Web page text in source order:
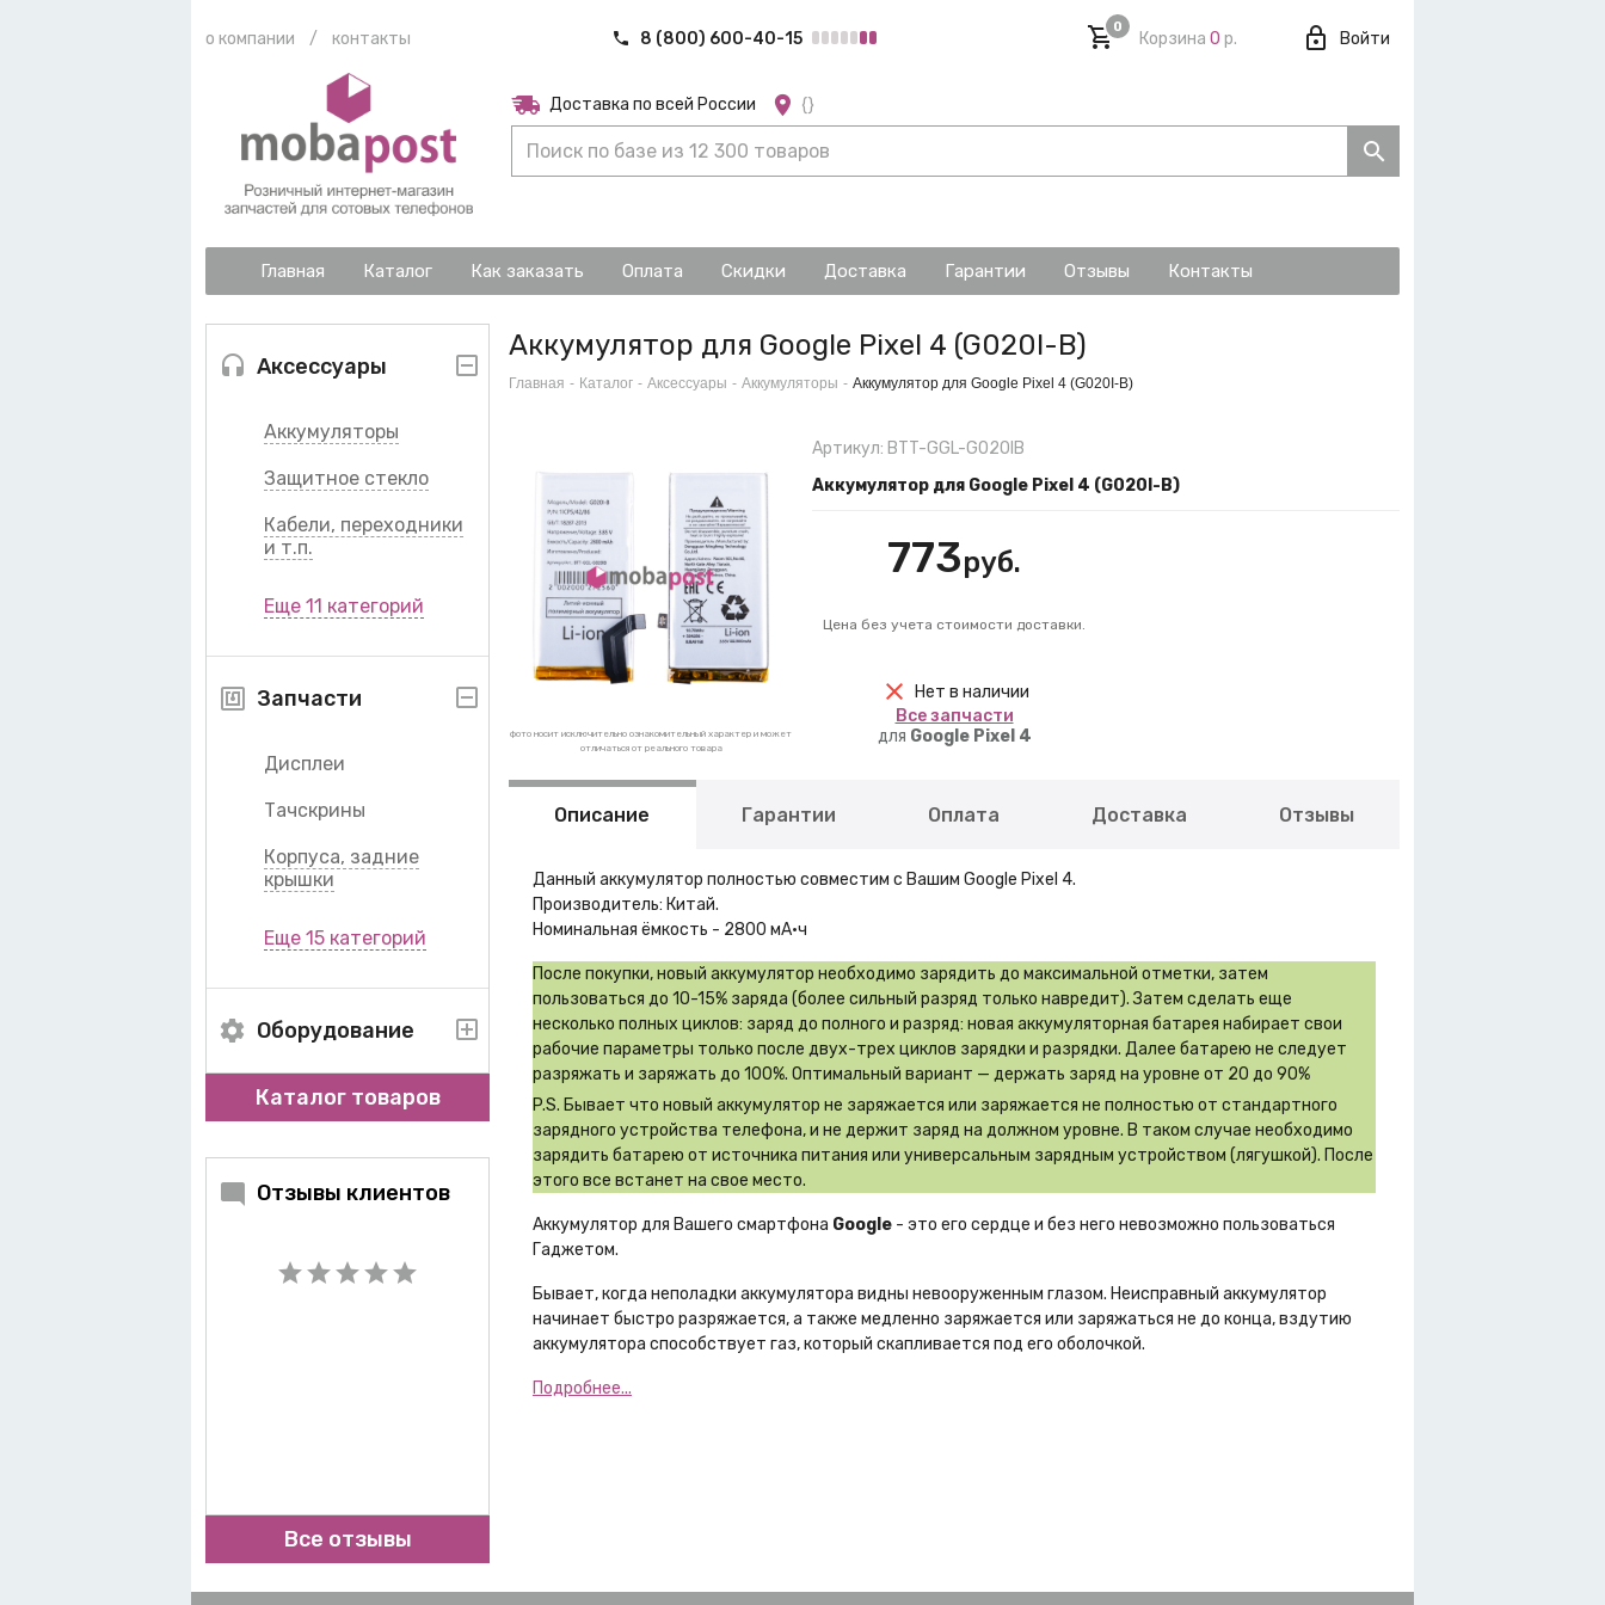
о компании / контакты 8 (800) 600-40-15
0
Корзина 0 р. Войти
Доставка по всей России {}
Главная Каталог Как заказать Оплата Скидки Доставка Гарантии Отзывы Контакты
Аксессуары
Аккумуляторы
Защитное стекло
Кабели, переходники
и т.п.
Еще 11 категорий
Запчасти
Дисплеи
Тачскрины
Корпуса, задние
крышки
Еще 15 категорий
Оборудование
Каталог товаров
Отзывы клиентов
Все отзывы
Аккумулятор для Google Pixel 4 (G020I-B)
Главная - Каталог - Аксессуары - Аккумуляторы - Аккумулятор для Google Pixel 4 (G020I-B)
фото носит исключительно ознакомительный характер и может
отличаться от реального товара
Артикул: BTT-GGL-G020IB
Аккумулятор для Google Pixel 4 (G020I-B)
773руб.
Цена без учета стоимости доставки.
Нет в наличии
Вcе запчасти
для Google Pixel 4
Описание Гарантии Оплата Доставка Отзывы
Данный аккумулятор полностью совместим с Вашим Google Pixel 4.
Производитель: Китай.
Номинальная ёмкость - 2800 мА·ч
После покупки, новый аккумулятор необходимо зарядить до максимальной отметки, затем
пользоваться до 10-15% заряда (более сильный разряд только навредит). Затем сделать еще
несколько полных циклов: заряд до полного и разряд: новая аккумуляторная батарея набирает свои
рабочие параметры только после двух-трех циклов зарядки и разрядки. Далее батарею не следует
разряжать и заряжать до 100%. Оптимальный вариант — держать заряд на уровне от 20 до 90%
P.S. Бывает что новый аккумулятор не заряжается или заряжается не полностью от стандартного
зарядного устройства телефона, и не держит заряд на должном уровне. В таком случае необходимо
зарядить батарею от источника питания или универсальным зарядным устройством (лягушкой). После
этого все встанет на свое место.
Аккумулятор для Вашего смартфона Google - это его сердце и без него невозможно пользоваться
Гаджетом.
Бывает, когда неполадки аккумулятора видны невооруженным глазом. Неисправный аккумулятор
начинает быстро разряжается, а также медленно заряжается или заряжаться не до конца, вздутию
аккумулятора способствует газ, который скапливается под его оболочкой.
Подробнее...